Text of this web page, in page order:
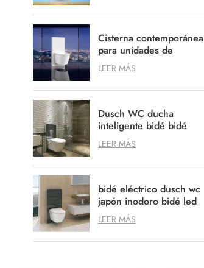
Cisterna contemporánea
para unidades de
inodoro con un diseño
limpio y ordenado
LEER MÁS
Dusch WC ducha
inteligente bidé bidé
cisterna
LEER MÁS
bidé eléctrico dusch wc
japón inodoro bidé led
bidé Toilettensitz
LEER MÁS